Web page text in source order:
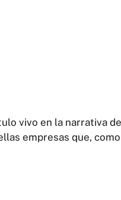
vivo en la narrativa
empresas que,